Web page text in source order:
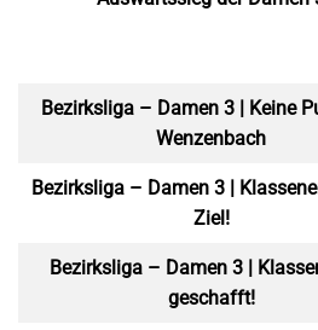
Bezirksliga – Damen 3 | Keine
Wenzenbach
Bezirksliga – Damen 3 |
Ziel!
Bezirksliga – Damen 3 |
geschafft!